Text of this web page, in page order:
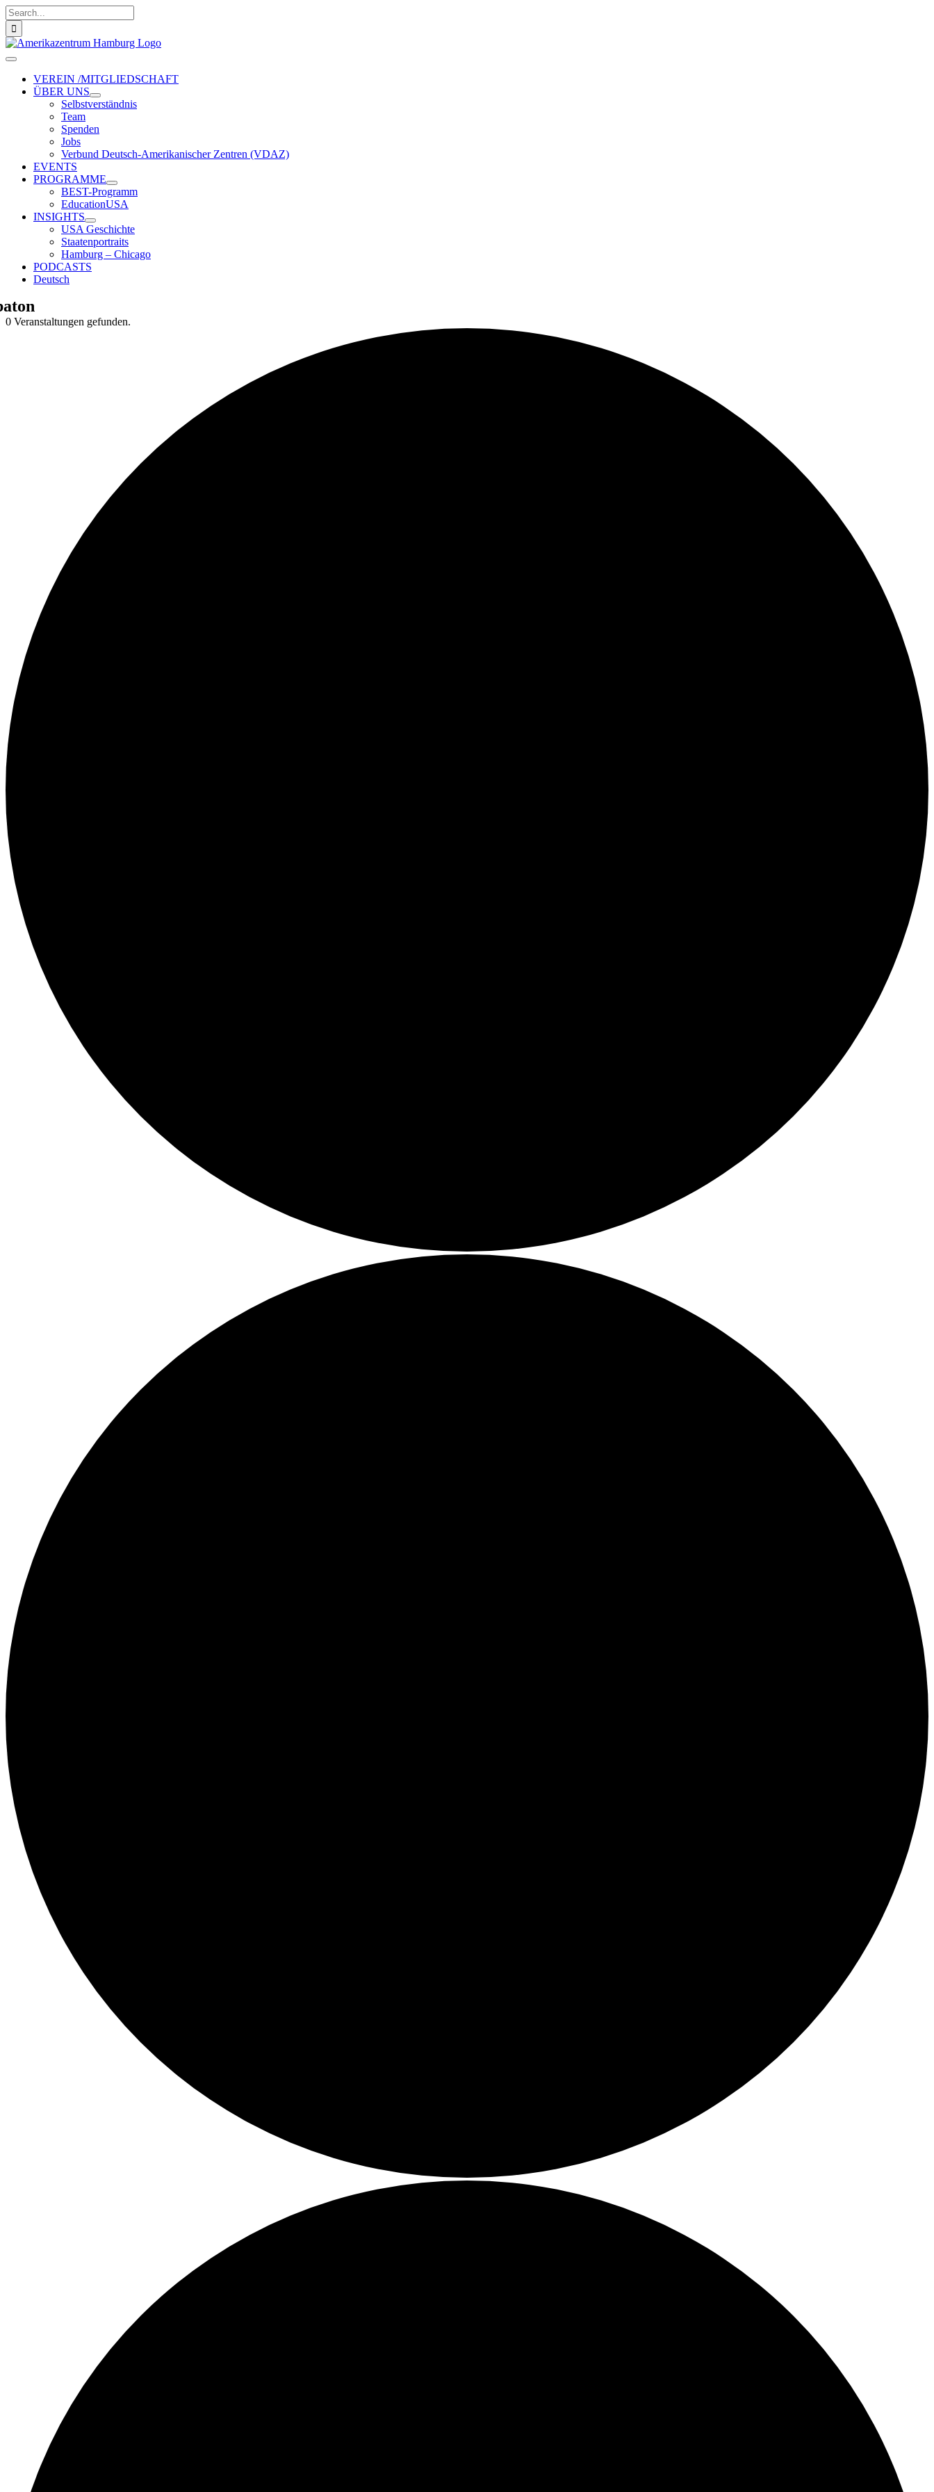
Zum
Inhalt
springen
Suche
nach:
Toggle
NavigationVEREIN /MITGLIEDSCHAFT
ÜBER UNS
Selbstverständnis
Team
Spenden
Jobs
Verbund Deutsch-Amerikanischer Zentren (VDAZ)
EVENTS
PROGRAMME
BEST-Programm
EducationUSA
INSIGHTS
USA Geschichte
Staatenportraits
Hamburg – Chicago
PODCASTS
Deutsch
0 Veranstaltungen gefunden.